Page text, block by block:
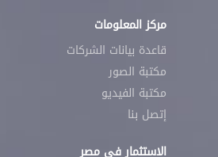
مركز المعلومات
قاعدة بيانات الشركات
مكتبة الصور
مكتبة الفيديو
إتصل بنا
الاستثمار في مصر